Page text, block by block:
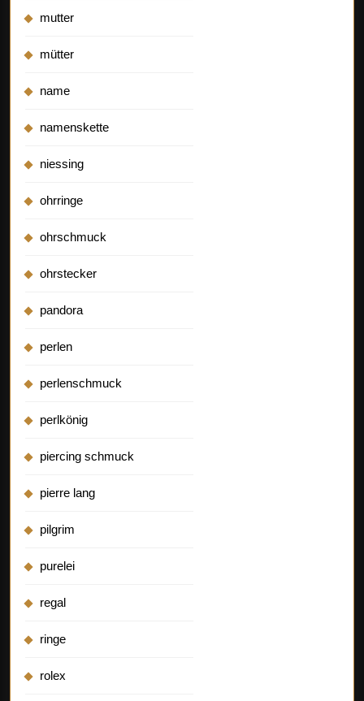
mutter
mütter
name
namenskette
niessing
ohrringe
ohrschmuck
ohrstecker
pandora
perlen
perlenschmuck
perlkönig
piercing schmuck
pierre lang
pilgrim
purelei
regal
ringe
rolex